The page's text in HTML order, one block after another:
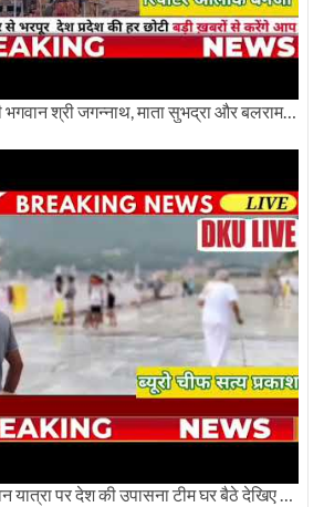
विश्व प्रसिद्ध धाम पुरी की भगवान श्री जगन्नाथ, माता सुभद्रा और बलराम जी की भव्य शोभा यात्रा देखिए
देवभूमि उत्तराखंड की पावन यात्रा पर देश की उपासना टीम घर बैठे देखिए अलौकिक दृश्य